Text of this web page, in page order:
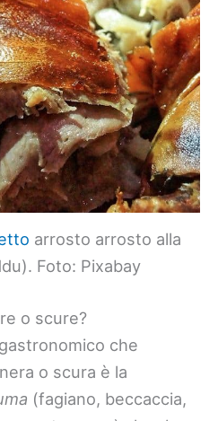
arrosto arrosto alla
Foto: Pixabay
o scure?
che
o scura è la
(fagiano, beccaccia,